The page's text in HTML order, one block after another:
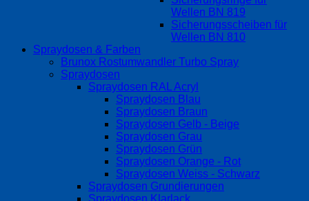
Wellen BN 819
Sicherungsscheiben für
Wellen BN 810
Spraydosen & Farben
Brunox Rostumwandler Turbo Spray
Spraydosen
Spraydosen RAL Acryl
Spraydosen Blau
Spraydosen Braun
Spraydosen Gelb - Beige
Spraydosen Grau
Spraydosen Grün
Spraydosen Orange - Rot
Spraydosen Weiss - Schwarz
Spraydosen Grundierungen